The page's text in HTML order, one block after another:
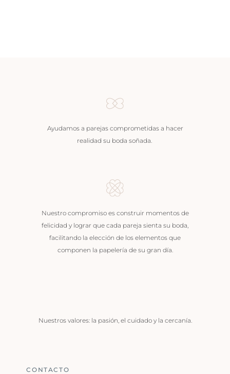
Ayudamos a parejas comprometidas a hacer
realidad su boda soñada.
Nuestro compromiso es construir momentos de
felicidad y lograr que cada pareja sienta su boda,
facilitando la elección de los elementos que
componen la papelería de su gran día.
Nuestros valores: la pasión, el cuidado y la cercanía.
CONTACTO